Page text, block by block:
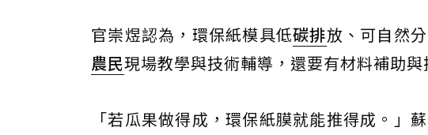
官崇煜認為，環保紙模具低碳排放、可自然
農民現場教學與技術輔導，還要有材料補助
「若瓜果做得成，環保紙膜就能推得成。」